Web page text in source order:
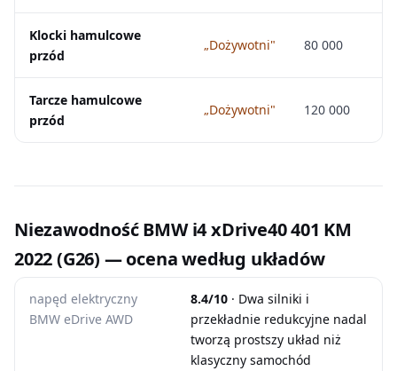
Klocki hamulcowe
przód
„Dożywotni" 80 000
Tarcze hamulcowe
przód
„Dożywotni" 120 000
Niezawodność BMW i4 xDrive40 401 KM
2022 (G26) — ocena według układów
napęd elektryczny
BMW eDrive AWD
8.4/10 · Dwa silniki i
przekładnie redukcyjne nadal
tworzą prostszy układ niż
klasyczny samochód